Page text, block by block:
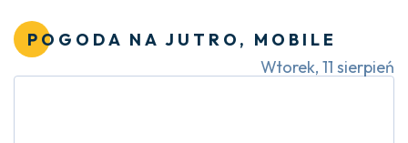
POGODA NA JUTRO, MOBILE
Wtorek, 11 sierpień